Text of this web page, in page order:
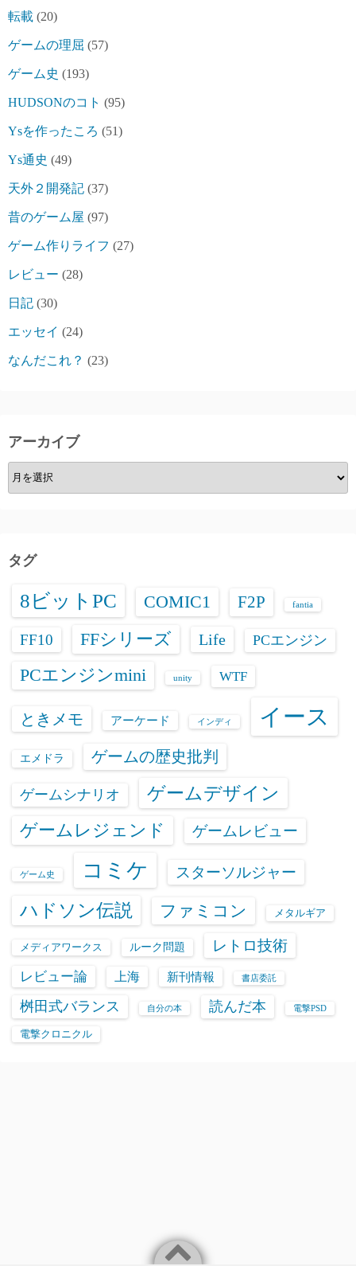
転載 (20)
ゲームの理屈 (57)
ゲーム史 (193)
HUDSONのコト (95)
Ysを作ったころ (51)
Ys通史 (49)
天外２開発記 (37)
昔のゲーム屋 (97)
ゲーム作りライフ (27)
レビュー (28)
日記 (30)
エッセイ (24)
なんだこれ？ (23)
アーカイブ
ア
ー
ブ
タグ
8ビットPC COMIC1 F2P fantia
FF10 FFシリーズ Life PCエンジン
PCエンジンmini unity WTF
ときメモ アーケード インディ イース
エメドラ ゲームの歴史批判
ゲームシナリオ ゲームデザイン
ゲームレジェンド ゲームレビュー
ゲーム史 コミケ スターソルジャー
ハドソン伝説 ファミコン メタルギア
メディアワークス ルーク問題 レトロ技術
レビュー論 上海 新刊情報 書店委託
桝田式バランス 自分の本 読んだ本 電撃PSD
電撃クロニクル